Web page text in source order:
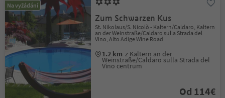
Na vyžádání
Zum Schwarzen Kus
St. Nikolaus/S. Nicolò - Kaltern/Caldaro, Kaltern
an der Weinstraße/Caldaro sulla Strada del
Vino, Alto Adige Wine Road
1.2 km z Kaltern an der
Weinstraße/Caldaro sulla Strada del
Vino centrum
Od 114€